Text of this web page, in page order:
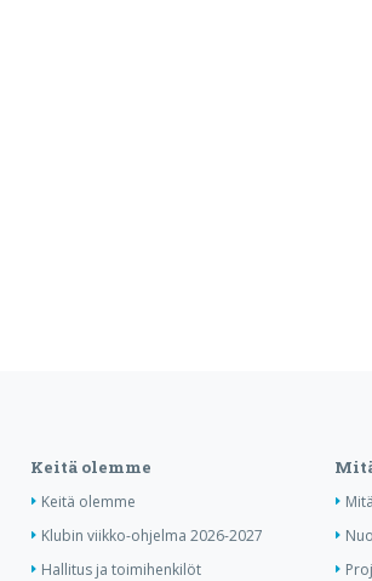
Keitä olemme
Keitä olemme
Klubin viikko-ohjelma 2026-2027
Hallitus ja toimihenkilöt